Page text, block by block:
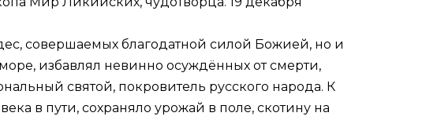
совершаемых благодатной силой Божией, но и
избавлял невинно осуждённых от смерти,
святой, покровитель русского народа. К
в пути, сохраняло урожай в поле, скотину на